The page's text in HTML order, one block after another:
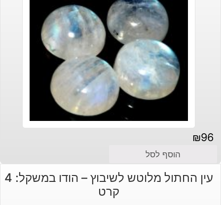
₪96
הוסף לסל
עין החתול מלוטש לשיבוץ – הודו במשקל: 4
קרט